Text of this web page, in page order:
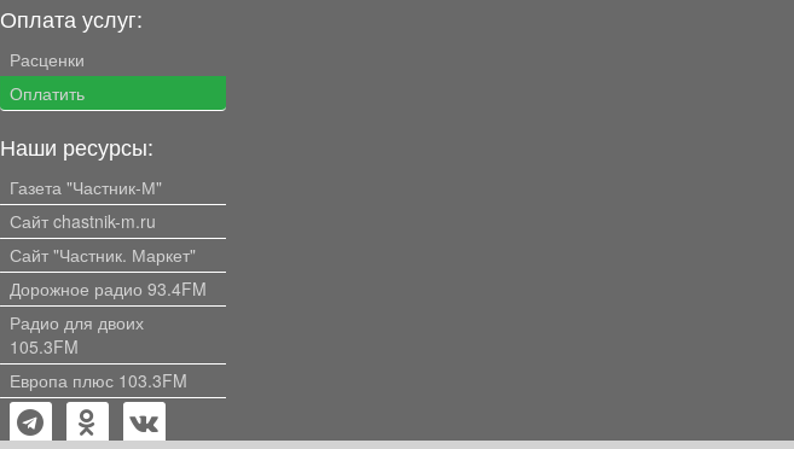
Оплата услуг:
Расценки
Оплатить
Наши ресурсы:
Газета "Частник-М"
Сайт chastnik-m.ru
Сайт "Частник. Маркет"
Дорожное радио 93.4FM
Радио для двоих
105.3FM
Европа плюс 103.3FM